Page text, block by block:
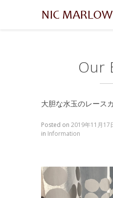
Our
大胆な水玉のレース
Posted on 2019年11月17
in Information